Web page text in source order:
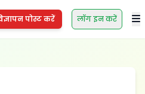
पोस्ट करें लॉग इन करें